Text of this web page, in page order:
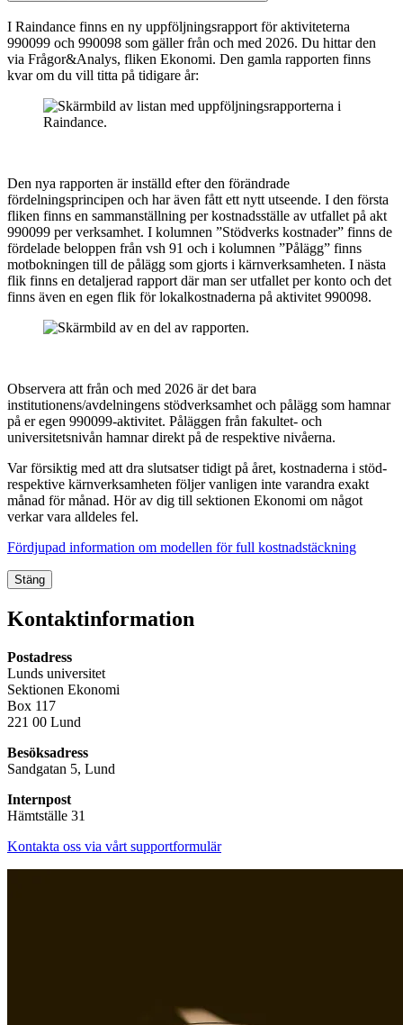
I Raindance finns en ny uppföljningsrapport för aktiviteterna
990099 och 990098 som gäller från och med 2026. Du hittar den
via Frågor&Analys, fliken Ekonomi. Den gamla rapporten finns
kvar om du vill titta på tidigare år:
Den nya rapporten är inställd efter den förändrade
fördelningsprincipen och har även fått ett nytt utseende. I den första
fliken finns en sammanställning per kostnadsställe av utfallet på akt
990099 per verksamhet. I kolumnen ”Stödverks kostnader” finns de
fördelade beloppen från vsh 91 och i kolumnen ”Pålägg” finns
motbokningen till de pålägg som gjorts i kärnverksamheten. I nästa
flik finns en detaljerad rapport där man ser utfallet per konto och det
finns även en egen flik för lokalkostnaderna på aktivitet 990098.
Observera att från och med 2026 är det bara
institutionens/avdelningens stödverksamhet och pålägg som hamnar
på er egen 990099-aktivitet. Påläggen från fakultet- och
universitetsnivån hamnar direkt på de respektive nivåerna.
Var försiktig med att dra slutsatser tidigt på året, kostnaderna i stöd-
respektive kärnverksamheten följer vanligen inte varandra exakt
månad för månad. Hör av dig till sektionen Ekonomi om något
verkar vara alldeles fel.
Fördjupad information om modellen för full kostnadstäckning
Stäng
Kontaktinformation
Postadress
Lunds universitet
Sektionen Ekonomi
Box 117
221 00 Lund
Besöksadress
Sandgatan 5, Lund
Internpost
Hämtställe 31
Kontakta oss via vårt supportformulär